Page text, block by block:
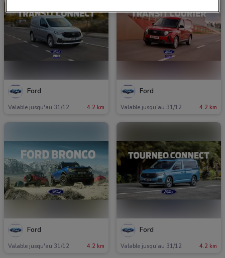
Ford
Valable jusqu'au 31/12 4.2 km
Ford
Valable jusqu'au 31/12 4.2 km
Ford
Valable jusqu'au 31/12 4.2 km
Ford
Valable jusqu'au 31/12 4.2 km